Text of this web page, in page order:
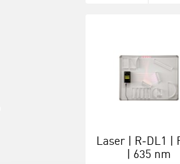
Laser | R‑DL1 |
| 635 nm